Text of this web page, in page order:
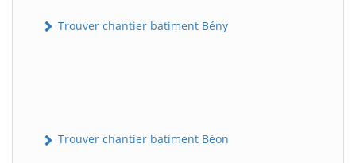
Trouver chantier batiment Bény
Trouver chantier batiment Béon